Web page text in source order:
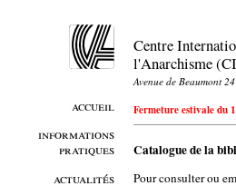
accueil
informations
pratiques
actualités
Centre
l'Anarchisme
Avenue de Beaumont
Fermeture estivale du
Catalogue de la
Pour consulter ou